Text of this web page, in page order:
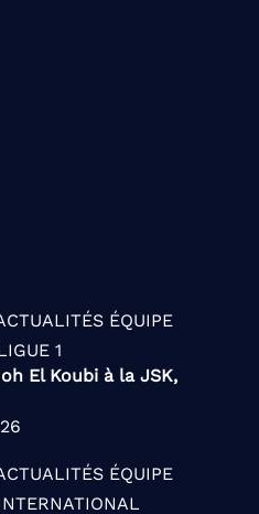
ÉQUIPE
1
El Koubi à la JSK,
ÉQUIPE